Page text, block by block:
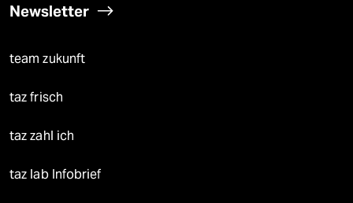
Newsletter
team zukunft
taz frisch
taz zahl ich
taz lab Infobrief